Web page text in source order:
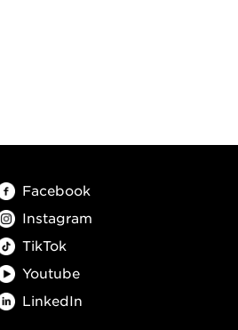
Facebook
Instagram
TikTok
Youtube
LinkedIn